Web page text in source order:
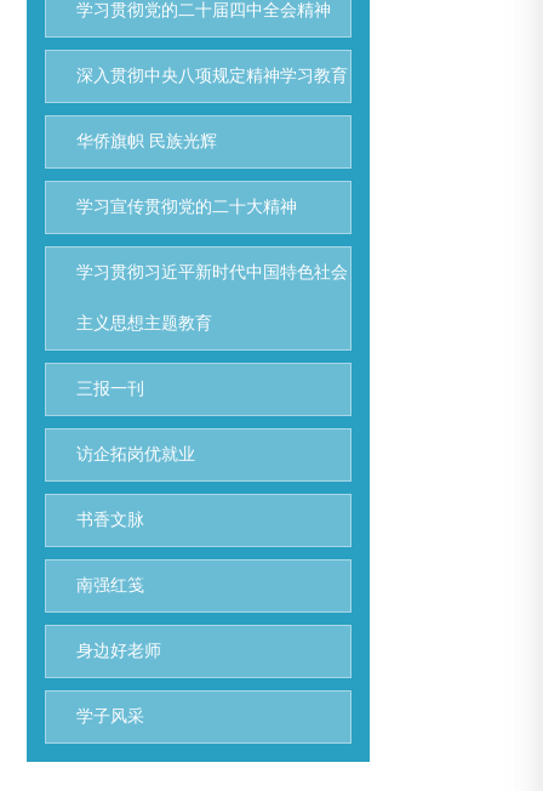
学习贯彻党的二十届四中全会精神
深入贯彻中央八项规定精神学习教育
华侨旗帜 民族光辉
学习宣传贯彻党的二十大精神
学习贯彻习近平新时代中国特色社会
主义思想主题教育
三报一刊
访企拓岗优就业
书香文脉
南强红笺
身边好老师
学子风采